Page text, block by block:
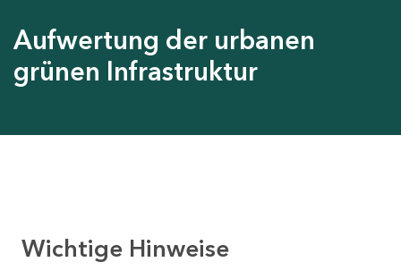
Aufwertung der urbanen
grünen Infrastruktur
Wichtige Hinweise